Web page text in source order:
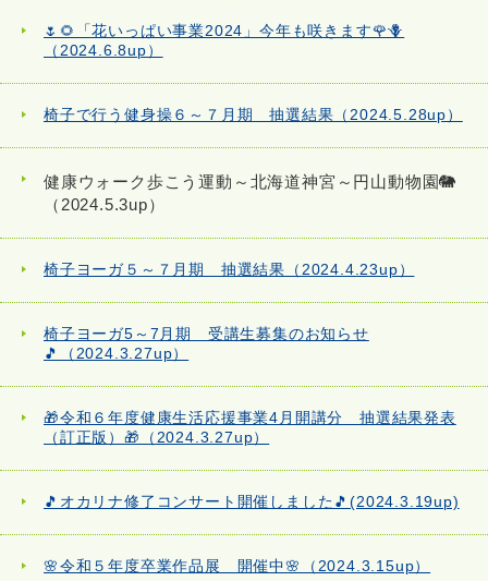
🌷🌻「花いっぱい事業2024」今年も咲きます🌹🪻
（2024.6.8up）
椅子で行う健身操６～７月期 抽選結果（2024.5.28up）
健康ウォーク歩こう運動～北海道神宮～円山動物園🐘
（2024.5.3up）
椅子ヨーガ５～７月期 抽選結果（2024.4.23up）
椅子ヨーガ5～7月期 受講生募集のお知らせ
🎵（2024.3.27up）
🎁令和６年度健康生活応援事業4月開講分 抽選結果発表
（訂正版）🎁（2024.3.27up）
🎵オカリナ修了コンサート開催しました🎵(2024.3.19up)
🌸令和５年度卒業作品展 開催中🌸（2024.3.15up）